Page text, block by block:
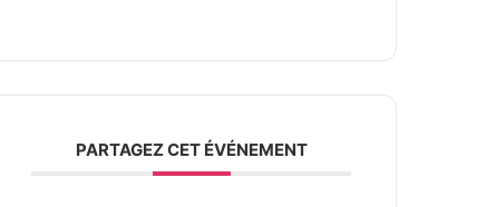
PARTAGEZ CET ÉVÉNEMENT